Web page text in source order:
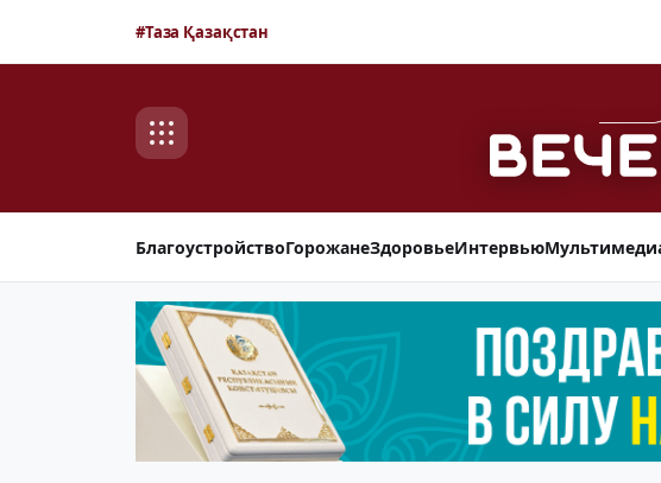
#Таза Қазақстан
БлагоустройствоГорожанеЗдоровьеИнтервью